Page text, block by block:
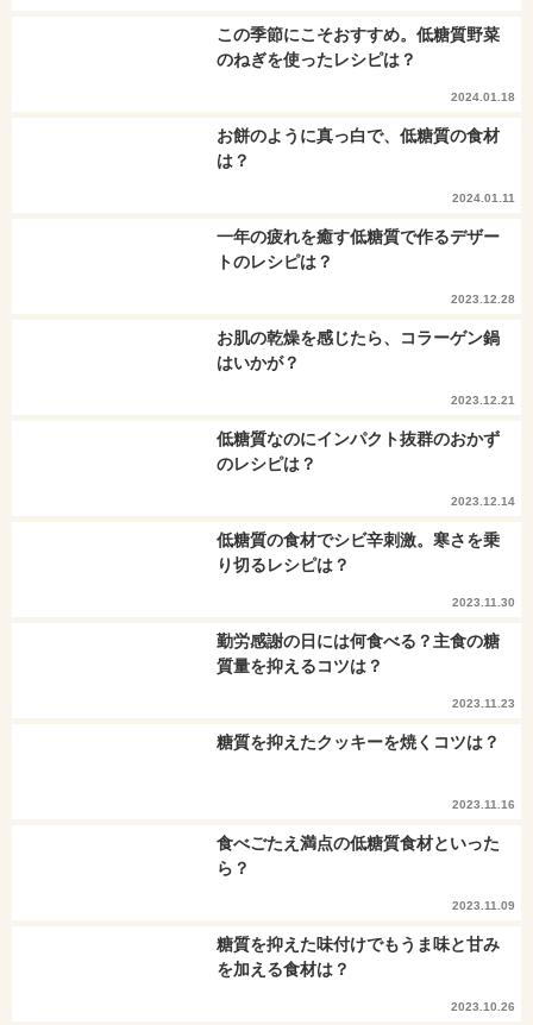
この季節にこそおすすめ。低糖質野菜
のねぎを使ったレシピは？
2024.01.18
お餅のように真っ白で、低糖質の食材
は？
2024.01.11
一年の疲れを癒す低糖質で作るデザー
トのレシピは？
2023.12.28
お肌の乾燥を感じたら、コラーゲン鍋
はいかが？
2023.12.21
低糖質なのにインパクト抜群のおかず
のレシピは？
2023.12.14
低糖質の食材でシビ辛刺激。寒さを乗
り切るレシピは？
2023.11.30
勤労感謝の日には何食べる？主食の糖
質量を抑えるコツは？
2023.11.23
糖質を抑えたクッキーを焼くコツは？
2023.11.16
食べごたえ満点の低糖質食材といった
ら？
2023.11.09
糖質を抑えた味付けでもうま味と甘み
を加える食材は？
2023.10.26